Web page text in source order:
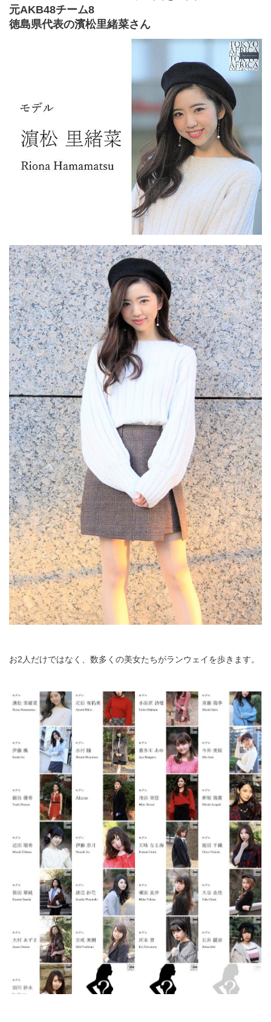
元AKB48チーム8
徳島県代表の濱松里緒菜さん
お2人だけではなく、数多くの美女たちがランウェイを歩きます。